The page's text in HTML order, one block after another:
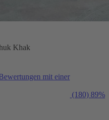
Khak
mit einer
(180) 89%